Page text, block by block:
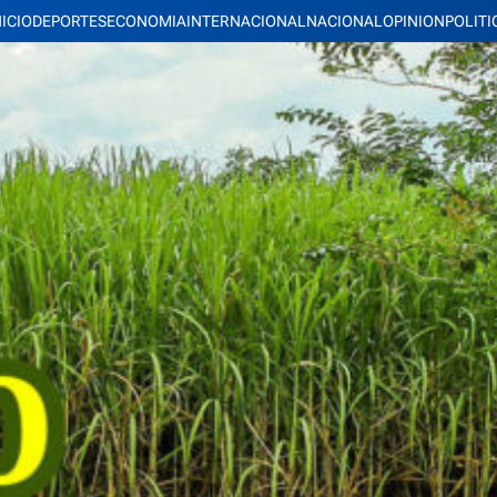
DEPORTESECONOMIAINTERNACIONAL NACIONAL OPINION